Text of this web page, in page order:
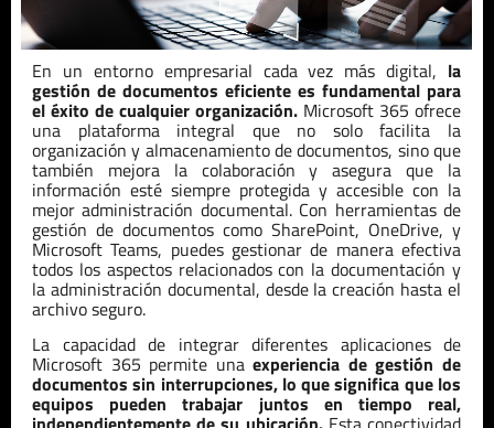
En un entorno empresarial cada vez más digital, la
gestión de documentos eficiente es fundamental para
el éxito de cualquier organización. Microsoft 365 ofrece
una plataforma integral que no solo facilita la
organización y almacenamiento de documentos, sino que
también mejora la colaboración y asegura que la
información esté siempre protegida y accesible con la
mejor administración documental. Con herramientas de
gestión de documentos como SharePoint, OneDrive, y
Microsoft Teams, puedes gestionar de manera efectiva
todos los aspectos relacionados con la documentación y
la administración documental, desde la creación hasta el
archivo seguro.
La capacidad de integrar diferentes aplicaciones de
Microsoft 365 permite unaexperiencia de gestión de
documentos sin interrupciones, lo que significa que los
equipos pueden trabajar juntos en tiempo real,